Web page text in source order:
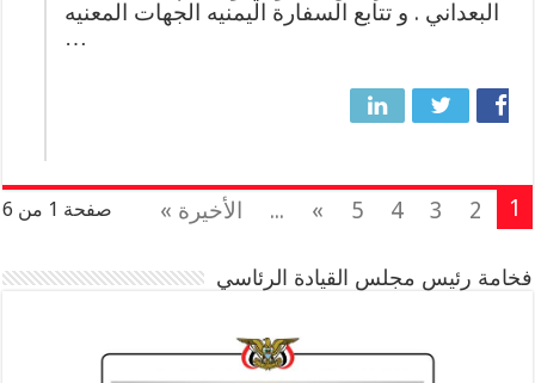
البعداني . و تتابع السفارة اليمنيه الجهات المعنيه
…
صفحة 1 من 6 1
2
3
4
5
»
... الأخيرة »
فخامة رئيس مجلس القيادة الرئاسي